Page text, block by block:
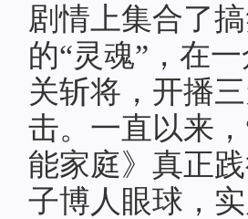
剧情上集合了
的“灵魂”，在
关斩将，开播
击。一直以来
能家庭》真正
子博人眼球，